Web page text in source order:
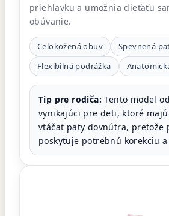
priehlavku a umožnia dieťaťu
obúvanie.
Celokožená obuv
Spevnená
Flexibilná podrážka
Tip pre rodiča: Tento model
vynikajúci pre deti, ktoré
vtáčať päty dovnútra, pretože
poskytuje potrebnú korekciu